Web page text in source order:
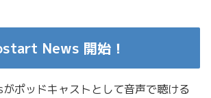
News 開始！
ポッドキャストとして音声で聴ける